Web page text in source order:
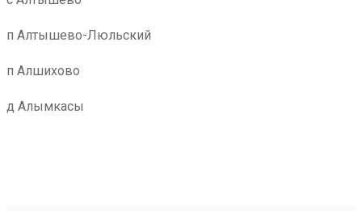
п Алтышево-Люльский
п Алшихово
д Алымкасы